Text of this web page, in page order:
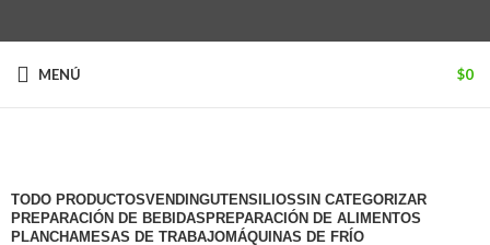
MENÚ $0
TODO PRODUCTOSVENDINGUTENSILIOSSIN CATEGORIZAR
PREPARACIÓN DE BEBIDAS PREPARACIÓN DE ALIMENTOS
PLANCHAMESAS DE TRABAJOMÁQUINAS DE FRÍO